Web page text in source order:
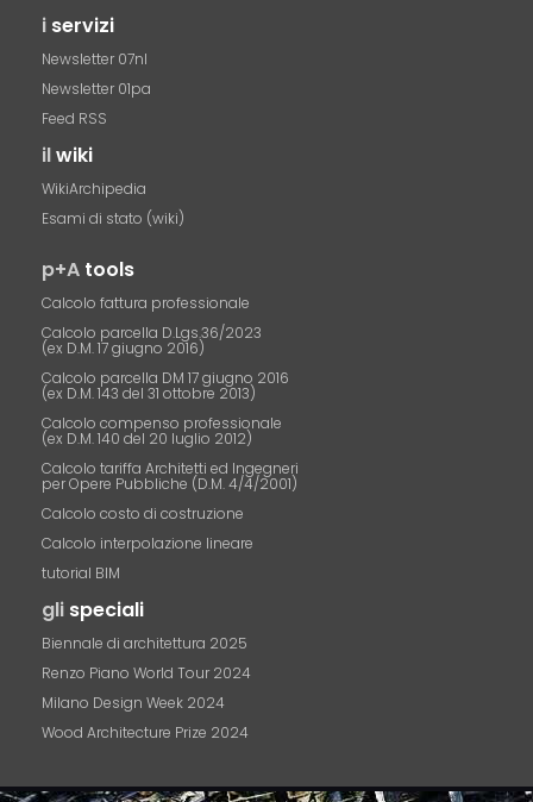
i servizi
Newsletter 07nl
Newsletter 01pa
Feed RSS
ilwiki
WikiArchipedia
Esami di stato (wiki)
p+A tools
Calcolo fattura professionale
Calcolo parcella D.Lgs.36/2023
(ex D.M. 17 giugno 2016)
Calcolo parcella DM 17 giugno 2016
(ex D.M. 143 del 31 ottobre 2013)
Calcolo compenso professionale
(ex D.M. 140 del 20 luglio 2012)
Calcolo tariffa Architetti ed Ingegneri
per Opere Pubbliche (D.M. 4/4/2001)
Calcolo costo di costruzione
Calcolo interpolazione lineare
tutorial BIM
gli speciali
Biennale di architettura 2025
Renzo Piano World Tour 2024
Milano Design Week 2024
Wood Architecture Prize 2024